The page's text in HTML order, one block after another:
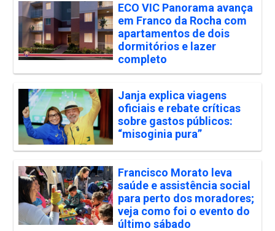
ECO VIC Panorama avança
em Franco da Rocha com
apartamentos de dois
dormitórios e lazer
completo
Janja explica viagens
oficiais e rebate críticas
sobre gastos públicos:
“misoginia pura”
Francisco Morato leva
saúde e assistência social
para perto dos moradores;
veja como foi o evento do
último sábado